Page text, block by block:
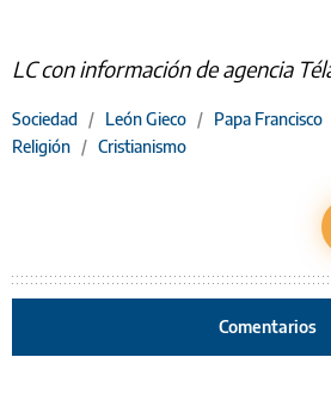
LC con información de agencia
Sociedad / León Gieco / Papa Francisco
Religión / Cristianismo
Comentarios